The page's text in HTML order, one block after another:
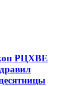
РЦХВЕ